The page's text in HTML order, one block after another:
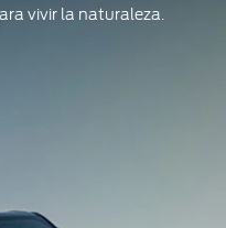
vivir la naturaleza.